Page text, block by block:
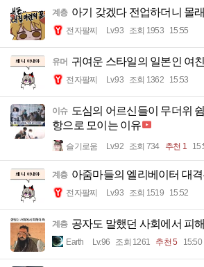
계층 아기 갖겠다 전업하더니 몰
전자팔찌 Lv.93 조회 1953 15:55
유머 귀여운 스타일의 일본인 여
전자팔찌 Lv.93 조회 1362 15:53
이슈 도심의 어르신들이 무더위
항으로 모이는 이유
슬기로움 Lv.92 조회 734 추천 1
계층 아줌마들의 엘리베이터 대
전자팔찌 Lv.93 조회 1519 15:52
계층 공자도 말했던 사회에서 피
Earth Lv.96 조회 1261 추천 5 15:50